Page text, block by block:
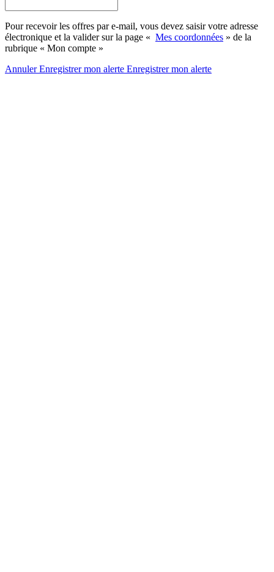
Pour recevoir les offres par e-mail, vous devez saisir votre adresse
électronique et la valider sur la page « Mes coordonnées » de la
rubrique « Mon compte »
AnnulerEnregistrer mon alerte Enregistrermon alerte